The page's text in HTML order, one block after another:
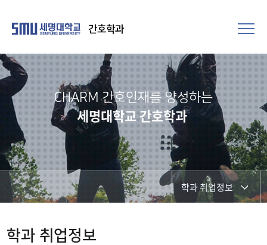
간호학과
CHARM 간호인재를 양성하는
세명대학교 간호학과
학과 취업정보
학과 취업정보